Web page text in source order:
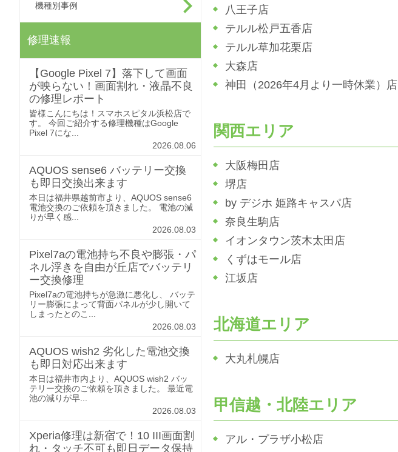
機種別事例
修理速報
【Google Pixel 7】落下して画面
が映らない！画面割れ・液晶不良
の修理レポート
皆様こんにちは！スマホスピタル浜松店で
す。 今回ご紹介する修理機種はGoogle
Pixel 7にな...
2026.08.06
AQUOS sense6 バッテリー交換
も即日交換出来ます
本日は福井県越前市より、AQUOS sense6
電池交換のご依頼を頂きました。 電池の減
りが早く感...
2026.08.03
Pixel7aの電池持ち不良や膨張・パ
ネル浮きを自由が丘店でバッテリ
ー交換修理
Pixel7aの電池持ちが急激に悪化し、 バッテ
リー膨張によって背面パネルが少し開いて
しまったとのこ...
2026.08.03
AQUOS wish2 劣化した電池交換
も即日対応出来ます
本日は福井市内より、AQUOS wish2 バッ
テリー交換のご依頼を頂きました。 最近電
池の減りが早...
2026.08.03
Xperia修理は新宿で！10 III画面割
れ・タッチ不可も即日データ保持
八王子店
テルル松戸五香店
テルル草加花栗店
大森店
神田（2026年4月より一時休業）店
関西エリア
大阪梅田店
堺店
by デジホ 姫路キャスパ店
奈良生駒店
イオンタウン茨木太田店
くずはモール店
江坂店
北海道エリア
大丸札幌店
甲信越・北陸エリア
アル・プラザ小松店